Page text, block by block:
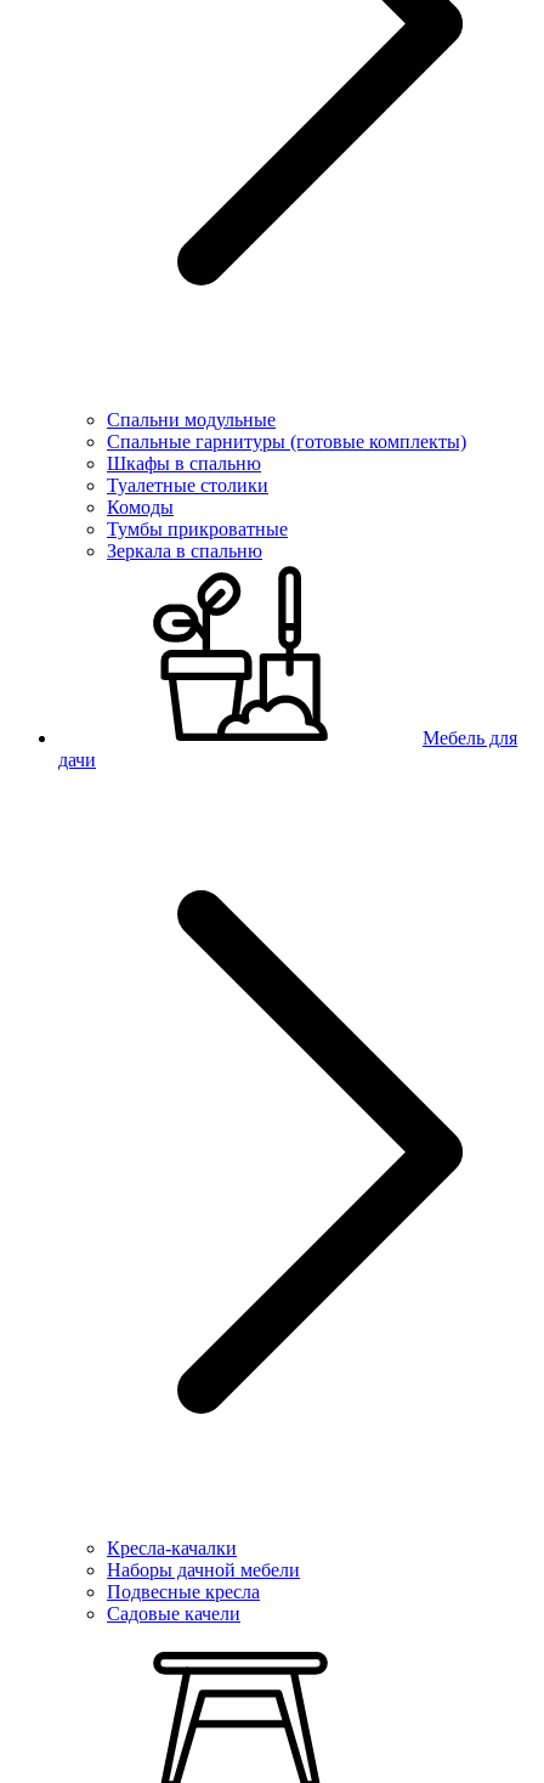
Спальни модульные
Спальные гарнитуры (готовые комплекты)
Шкафы в спальню
Туалетные столики
Комоды
Тумбы прикроватные
Зеркала в спальню
Мебель для
дачи
Кресла-качалки
Наборы дачной мебели
Подвесные кресла
Садовые качели